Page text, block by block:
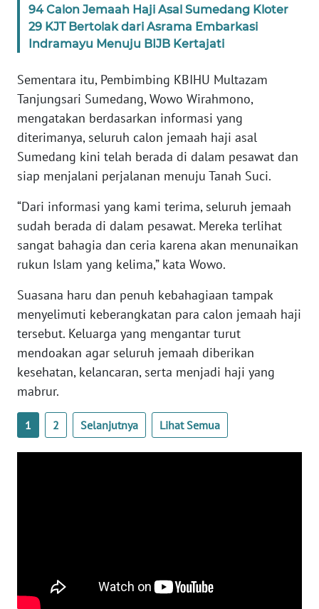
94 Calon Jemaah Haji Asal Sumedang Kloter
29 KJT Bertolak dari Asrama Embarkasi
Indramayu Menuju BIJB Kertajati
Sementara itu, Pembimbing KBIHU Multazam
Tanjungsari Sumedang, Wowo Wirahmono,
mengatakan berdasarkan informasi yang
diterimanya, seluruh calon jemaah haji asal
Sumedang kini telah berada di dalam pesawat dan
siap menjalani perjalanan menuju Tanah Suci.
“Dari informasi yang kami terima, seluruh jemaah
sudah berada di dalam pesawat. Mereka terlihat
sangat bahagia dan ceria karena akan menunaikan
rukun Islam yang kelima,” kata Wowo.
Suasana haru dan penuh kebahagiaan tampak
menyelimuti keberangkatan para calon jemaah haji
tersebut. Keluarga yang mengantar turut
mendoakan agar seluruh jemaah diberikan
kesehatan, kelancaran, serta menjadi haji yang
mabrur.
1 2 Selanjutnya Lihat Semua
WN
SUMSEL
WN
BENGKULU
WN
LAMPUNG
JATENG
WN
NUSANTARA
WN
JOGJA
WN
WN
BALI
WN